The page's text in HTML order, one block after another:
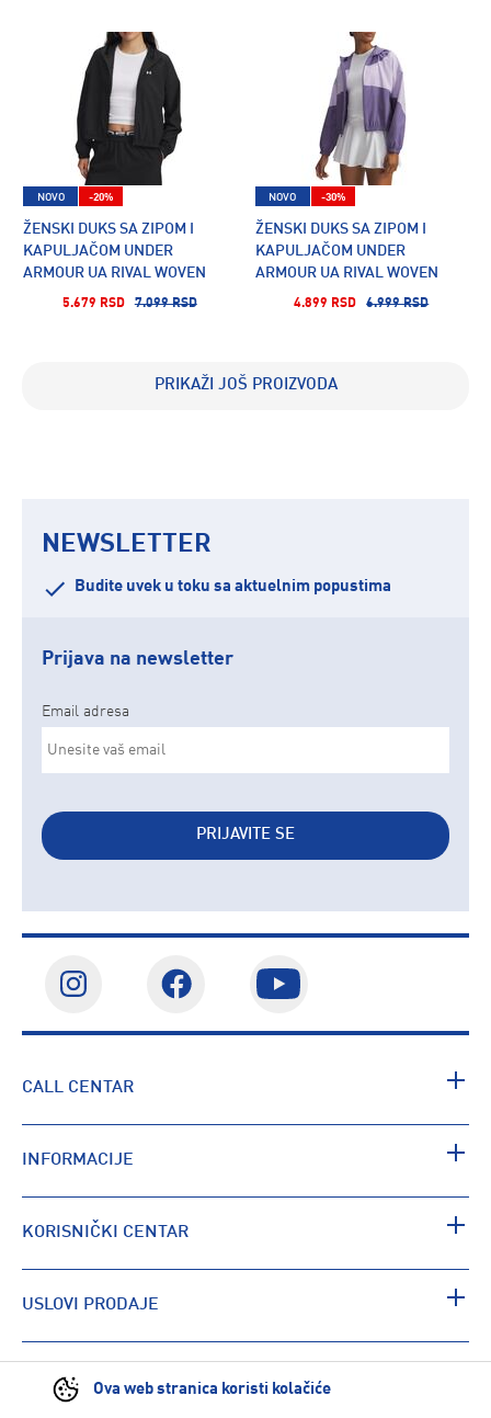
Ova web stranica koristi kolačiće
ŽENSKI DUKS SA ZIPOM I
KAPULJAČOM UNDER
ARMOUR UA RIVAL WOVEN
JKT HD
5.679 RSD 7.099 RSD
NOVO -20%
ŽENSKI DUKS SA ZIPOM I
KAPULJAČOM UNDER
ARMOUR UA RIVAL WOVEN
JKT HD
4.899 RSD 6.999 RSD
NOVO -30%
PRIKAŽI JOŠ PROIZVODA
NEWSLETTER
Budite uvek u toku sa aktuelnim popustima
Prijava na newsletter
Email adresa
PRIJAVITE SE
CALL CENTAR
INFORMACIJE
KORISNIČKI CENTAR
USLOVI PRODAJE
PRONAĐI RADNJU